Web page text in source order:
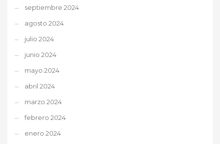
septiembre 2024
agosto 2024
julio 2024
junio 2024
mayo 2024
abril 2024
marzo 2024
febrero 2024
enero 2024